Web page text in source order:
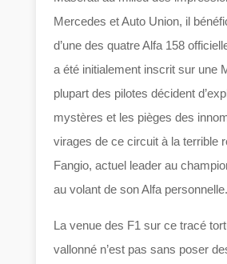
Mercedes et Auto Union, il
d’une des quatre Alfa 158
a été initialement inscrit sur une
plupart des pilotes décident
mystères et les pièges des
virages de ce circuit à la terrible
Fangio, actuel leader au
au volant de son Alfa personnelle.
La venue des F1 sur ce tracé
vallonné n’est pas sans poser